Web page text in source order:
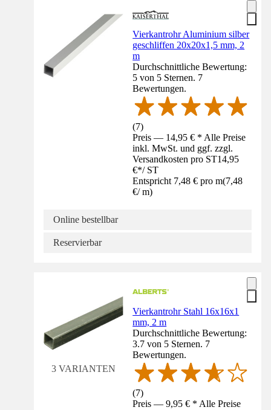
Vierkantrohr Aluminium silber
geschliffen 20x20x1,5 mm, 2
m
Durchschnittliche Bewertung:
5 von 5 Sternen. 7
Bewertungen.
(7)
Preis — 14,95 € * Alle Preise
inkl. MwSt. und ggf. zzgl.
Versandkosten pro ST14,95
€*/ ST
Entspricht 7,48 € pro m(7,48
€/ m)
Online bestellbar
Reservierbar
3 VARIANTEN
Vierkantrohr Stahl 16x16x1
mm, 2 m
Durchschnittliche Bewertung:
3.7 von 5 Sternen. 7
Bewertungen.
(7)
Preis — 9,95 € * Alle Preise